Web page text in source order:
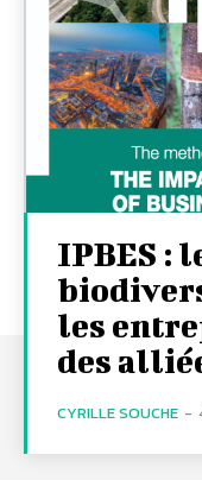
IPBES :
les
des
CYRILLE SOUCHE -